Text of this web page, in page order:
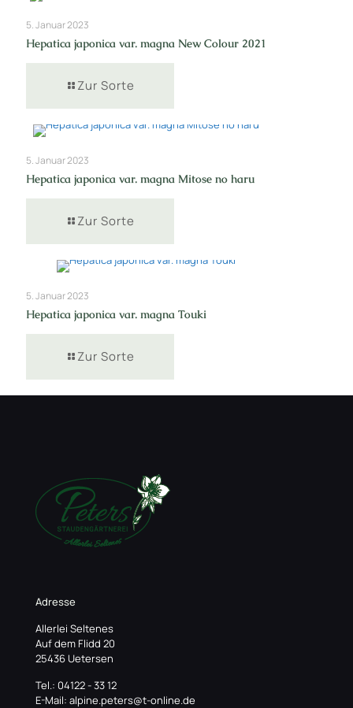
5. Januar 2023
Hepatica japonica var. magna New Colour 2021
Zur Sorte
5. Januar 2023
Hepatica japonica var. magna Mitose no haru
Zur Sorte
5. Januar 2023
Hepatica japonica var. magna Touki
Zur Sorte
Adresse
Allerlei Seltenes
Auf dem Flidd 20
25436 Uetersen
Tel.: 04122 - 33 12
E-Mail: alpine.peters@t-online.de